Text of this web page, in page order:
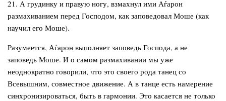
21. А грудинку и правую ногу, взмахнул ими Аѓарон
размахиванием перед Господом, как заповедовал Моше (как
научил его Моше).
Разумеется, Аѓарон выполняет заповедь Господа, а не
заповедь Моше. И о самом размахивании мы уже
неоднократно говорили, что это своего рода танец со
Всевышним, совместное движение. А в танце есть намерение
синхронизироваться, быть в гармонии. Это касается не только